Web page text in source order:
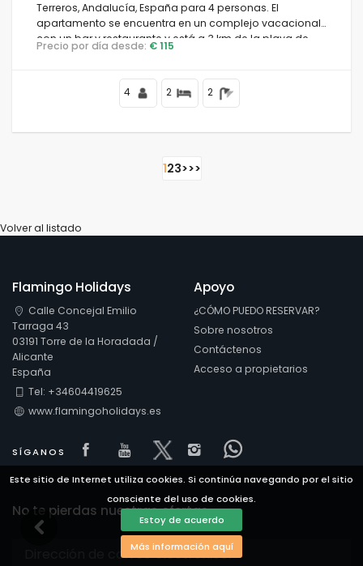
Este sitio de Internet utiliza cookies. Si continúa navegando por el sitio
consciente del uso de cookies.
Estoy de acuerdo
Más información aquí
Terreros, Andalucía, España para 4 personas. El
apartamento se encuentra en un complejo vacacional
con un bar y restaurante y está a 3 km de la playa de
Playa la Entrevista.
Precio por día desde: € 115
4 2 2
123>>>
Volver al listado
Flamingo Holidays
Calle Concejal Emilio
Tarraga 43
03191 Torre de la Horadada /
Alicante
España
Tel: +34604419625
www.flamingoholidays.es
SÍGANOS Visit our Facebook page
Visit our youtube page
Visit our x page
Visit our isntagram
Visit our
Apoyo
¿CÓMO PUEDO RESERVAR?
Sobre nosotros
Contáctenos
Acceso a propietarios
No te pierdas nuestras ofertas